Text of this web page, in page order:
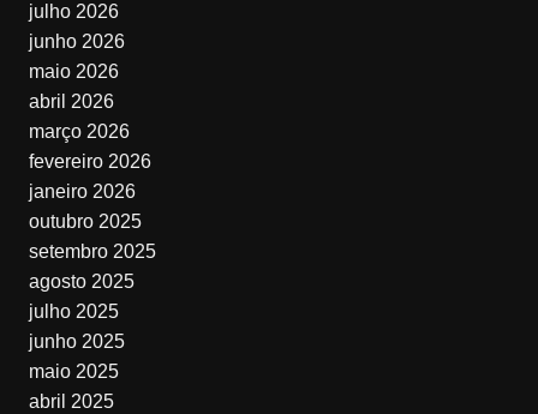
julho 2026
junho 2026
maio 2026
abril 2026
março 2026
fevereiro 2026
janeiro 2026
outubro 2025
setembro 2025
agosto 2025
julho 2025
junho 2025
maio 2025
abril 2025